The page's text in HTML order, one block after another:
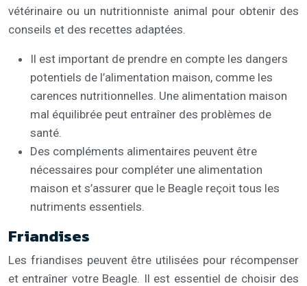
vétérinaire ou un nutritionniste animal pour obtenir des
conseils et des recettes adaptées.
Il est important de prendre en compte les dangers
potentiels de l’alimentation maison, comme les
carences nutritionnelles. Une alimentation maison
mal équilibrée peut entraîner des problèmes de
santé.
Des compléments alimentaires peuvent être
nécessaires pour compléter une alimentation
maison et s’assurer que le Beagle reçoit tous les
nutriments essentiels.
Friandises
Les friandises peuvent être utilisées pour récompenser
et entraîner votre Beagle. Il est essentiel de choisir des